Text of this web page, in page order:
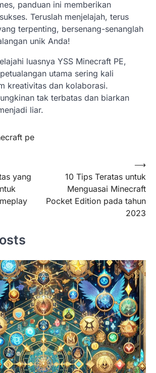
panduan ini memberikan
Teruslah menjelajah, terus
terpenting, bersenang-senanglah
unik Anda!
luasnya YSS Minecraft PE,
utama sering kali
kreativitas dan kolaborasi.
tak terbatas dan biarkan
liar.
pe
yang
10 Tips Teratas untuk
Menguasai Minecraft
Pocket Edition pada tahun
2023
⟶